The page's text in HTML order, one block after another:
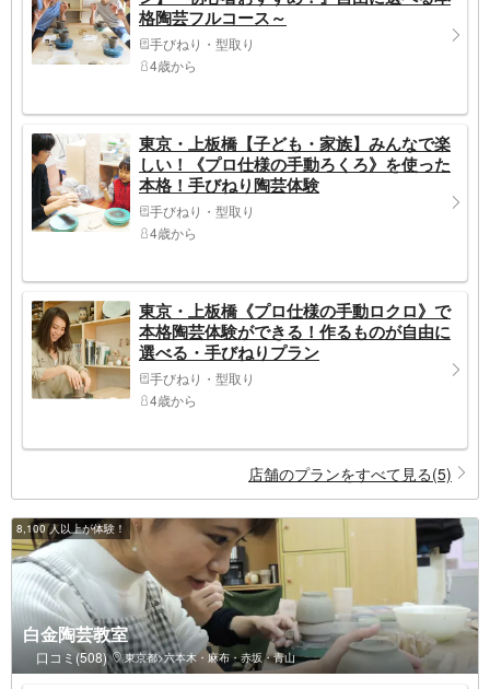
格陶芸フルコース～
手びねり・型取り
4歳から
東京・上板橋【子ども・家族】みんなで楽
しい！《プロ仕様の手動ろくろ》を使った
本格！手びねり陶芸体験
手びねり・型取り
4歳から
東京・上板橋《プロ仕様の手動ロクロ》で
本格陶芸体験ができる！作るものが自由に
選べる・手びねりプラン
手びねり・型取り
4歳から
店舗のプランをすべて見る(5)
8,100 人以上が体験！
白金陶芸教室
口コミ(508) 東京都>六本木・麻布・赤坂・青山